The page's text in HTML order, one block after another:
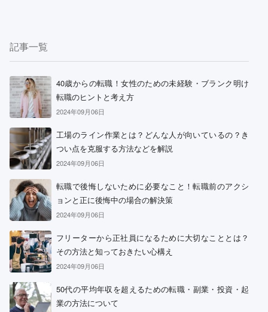
記事一覧
40歳からの転職！女性のための未経験・ブランク明け
転職のヒントと考え方
2024年09月06日
工場のライン作業とは？どんな人が向いているの？き
つい点を克服する方法などを解説
2024年09月06日
転職で後悔しないために必要なこと！転職前のアクシ
ョンと正に後悔中の場合の解決策
2024年09月06日
フリーターから正社員になるために大切なこととは？
その方法と知っておきたい心構え
2024年09月06日
50代の平均年収を超えるための転職・副業・投資・起
業の方法について